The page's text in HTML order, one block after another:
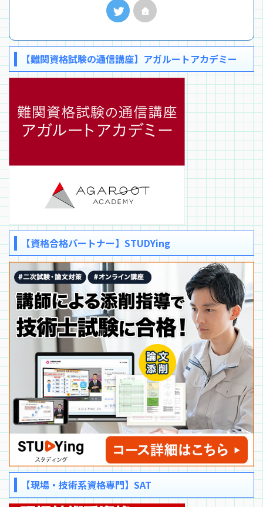
【難関資格試験の通信講座】アガルートアカデミー
【資格合格パートナー】STUDYing
【現場・技術系資格専門】SAT